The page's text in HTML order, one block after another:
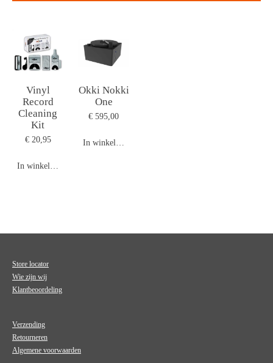
Vinyl
Record
Cleaning
Kit
€ 20,95
In winkelwagen
Okki Nokki
One
€ 595,00
In winkelwagen
Store locator
Wie zijn wij
Klantbeoordeling
Verzending
Retourneren
Algemene voorwaarden